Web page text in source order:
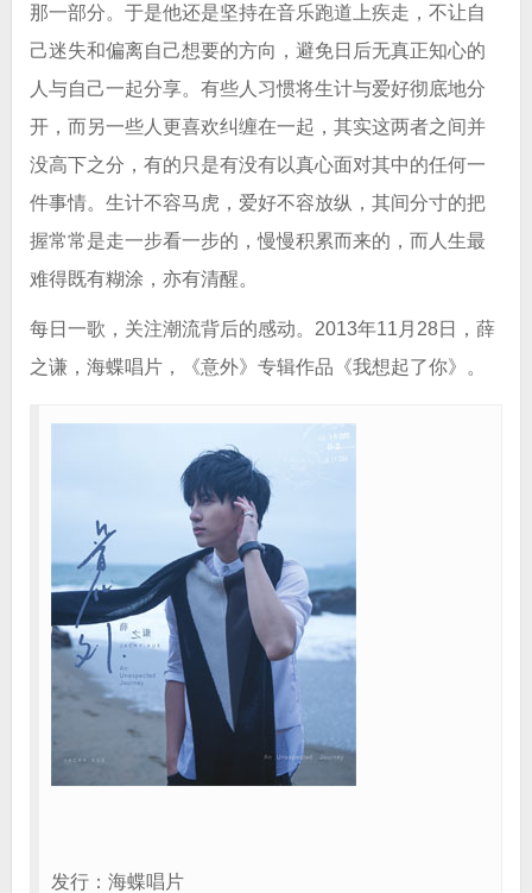
那一部分。于是他还是坚持在音乐跑道上疾走，不让自
己迷失和偏离自己想要的方向，避免日后无真正知心的
人与自己一起分享。有些人习惯将生计与爱好彻底地分
开，而另一些人更喜欢纠缠在一起，其实这两者之间并
没高下之分，有的只是有没有以真心面对其中的任何一
件事情。生计不容马虎，爱好不容放纵，其间分寸的把
握常常是走一步看一步的，慢慢积累而来的，而人生最
难得既有糊涂，亦有清醒。
每日一歌，关注潮流背后的感动。2013年11月28日，薛
之谦，海蝶唱片，《意外》专辑作品《我想起了你》。
发行：海蝶唱片